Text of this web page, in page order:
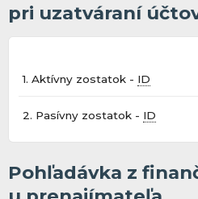
pri uzatváraní
1. Aktívny zostatok - ID
2. Pasívny zostatok - ID
Pohľadávka z